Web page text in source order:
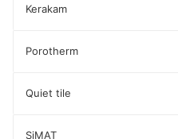
Kerakam
Porotherm
Quiet tile
SiMAT